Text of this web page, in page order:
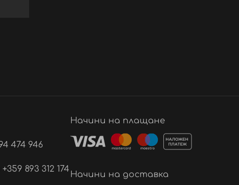
474 946
893 312 174
Начини на плащане
Начини на доставка